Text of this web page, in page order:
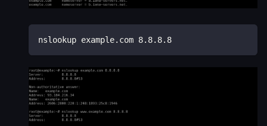
nslookup example.com 8.8.8.8